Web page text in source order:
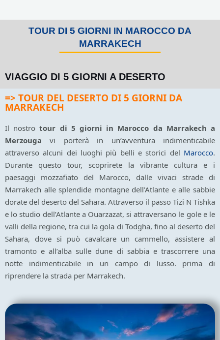
TOUR DI 5 GIORNI IN MAROCCO DA
MARRAKECH
VIAGGIO DI 5 GIORNI A DESERTO
=> TOUR DEL DESERTO DI 5 GIORNI DA
MARRAKECH
Il nostrotour di 5 giorni in Marocco da Marrakech a
Merzouga vi porterà in un’avventura indimenticabile
attraverso alcuni dei luoghi più belli e storici del Marocco.
Durante questo tour, scoprirete la vibrante cultura e i
paesaggi mozzafiato del Marocco, dalle vivaci strade di
Marrakech alle splendide montagne dell’Atlante e alle sabbie
dorate del deserto del Sahara. Attraverso il passo Tizi N Tishka
e lo studio dell’Atlante a Ouarzazat, si attraversano le gole e le
valli della regione, tra cui la gola di Todgha, fino al deserto del
Sahara, dove si può cavalcare un cammello, assistere al
tramonto e all’alba sulle dune di sabbia e trascorrere una
notte indimenticabile in un campo di lusso. prima di
riprendere la strada per Marrakech.